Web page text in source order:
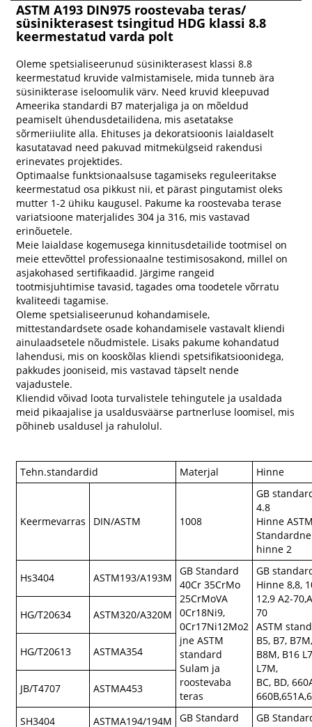
ASTM A193 DIN975 roostevaba teras/
süsinikterasest tsingitud HDG klassi 8.8
keermestatud varda polt
Oleme spetsialiseerunud süsinikterasest klassi 8.8
keermestatud kruvide valmistamisele, mida tunneb ära
süsinikterase iseloomulik värv. Need kruvid kleepuvad
Ameerika standardi B7 materjaliga ja on mõeldud
peamiselt ühendusdetailidena, mis asetatakse
sõrmeriiulite alla. Ehituses ja dekoratsioonis laialdaselt
kasutatavad need pakuvad mitmekülgseid rakendusi
erinevates projektides.
Optimaalse funktsionaalsuse tagamiseks reguleeritakse
keermestatud osa pikkust nii, et pärast pingutamist oleks
mutter 1-2 ühiku kaugusel. Pakume ka roostevaba terase
variatsioone materjalides 304 ja 316, mis vastavad
erinõuetele.
Meie laialdase kogemusega kinnitusdetailide tootmisel on
meie ettevõttel professionaalne testimisosakond, millel on
asjakohased sertifikaadid. Järgime rangeid
tootmisjuhtimise tavasid, tagades oma toodetele võrratu
kvaliteedi tagamise.
Oleme spetsialiseerunud kohandamisele,
mittestandardsete osade kohandamisele vastavalt kliendi
ainulaadsetele nõudmistele. Lisaks pakume kohandatud
lahendusi, mis on kooskõlas kliendi spetsifikatsioonidega,
pakkudes jooniseid, mis vastavad täpselt nende
vajadustele.
Kliendid võivad loota turvalistele tehingutele ja usaldada
meid pikaajalise ja usaldusväärse partnerluse loomisel, mis
põhineb usaldusel ja rahulolul.
Tehn.standardid Materjal Hinne
Keermevarras DIN/ASTM 1008
GB
4.8
Hinne
Standardne
hinne 2
Hs3404 ASTM193/A193M
GB Standard
40Cr 35CrMo
25CrMoVA
0Cr18Ni9,
0Cr17Ni12Mo2
jne ASTM
standard
Sulam ja
roostevaba
teras
GB
Hinne 8,8,
12,9 A2-
70
ASTM
B5, B7,
B8M, B16
L7M,
BC, BD,
HG/T20634 ASTM320/A320M
HG/T20613 ASTMA354
JB/T4707 ASTMA453
SH3404 ASTMA194/194M
GB Standard
GB